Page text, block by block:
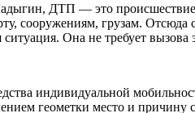
ДТП — это
сооружениям, грузам.
Она не требует
индивидуальной
геометки место и